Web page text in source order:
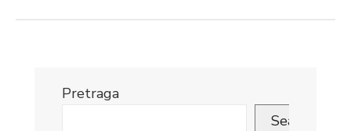
Pretraga
Search